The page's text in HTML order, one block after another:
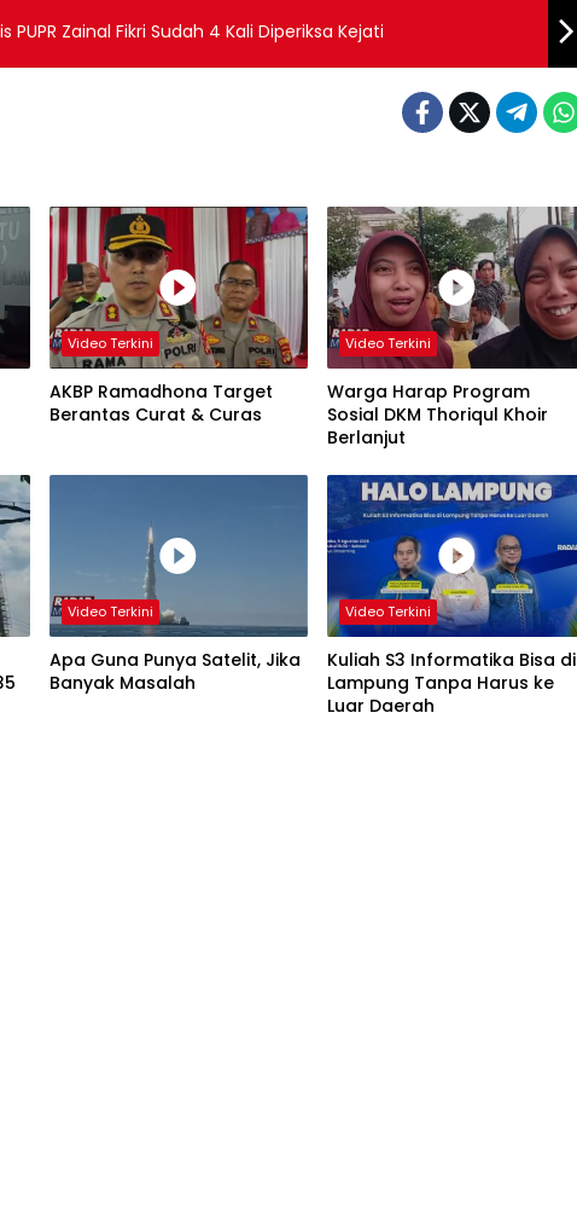
PUPR Zainal Fikri Sudah 4 Kali Diperiksa Kejati
Video Terkini
AKBP Ramadhona Target
Berantas Curat & Curas
Video Terkini
Warga Harap Program
Sosial DKM Thoriqul Khoir
Berlanjut
Video Terkini
Apa Guna Punya Satelit, Jika
Banyak Masalah
Video Terkini
Kuliah S3 Informatika Bisa di
Lampung Tanpa Harus ke
Luar Daerah